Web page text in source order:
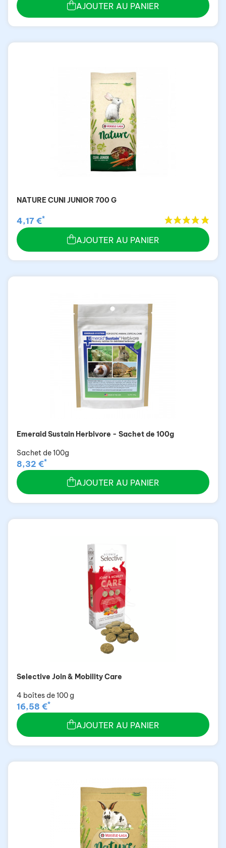
AJOUTER AU PANIER
NATURE CUNI JUNIOR 700 G
4,17 €*
AJOUTER AU PANIER
Emeraid Sustain Herbivore - Sachet de 100g
Sachet de 100g
8,32 €*
AJOUTER AU PANIER
Selective Join & Mobility Care
4 boîtes de 100 g
16,58 €*
AJOUTER AU PANIER